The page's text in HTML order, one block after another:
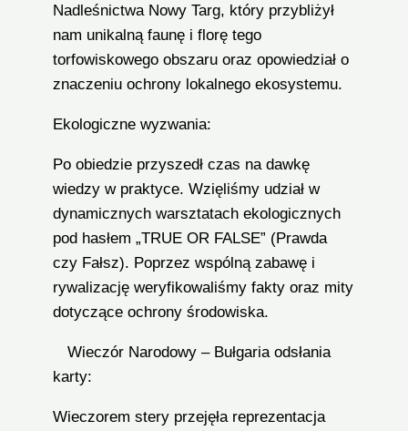
Nadleśnictwa Nowy Targ, który przybliżył
nam unikalną faunę i florę tego
torfowiskowego obszaru oraz opowiedział o
znaczeniu ochrony lokalnego ekosystemu.
Ekologiczne wyzwania:
Po obiedzie przyszedł czas na dawkę
wiedzy w praktyce. Wzięliśmy udział w
dynamicznych warsztatach ekologicznych
pod hasłem „TRUE OR FALSE” (Prawda
czy Fałsz). Poprzez wspólną zabawę i
rywalizację weryfikowaliśmy fakty oraz mity
dotyczące ochrony środowiska.
Wieczór Narodowy – Bułgaria odsłania
karty:
Wieczorem stery przejęła reprezentacja